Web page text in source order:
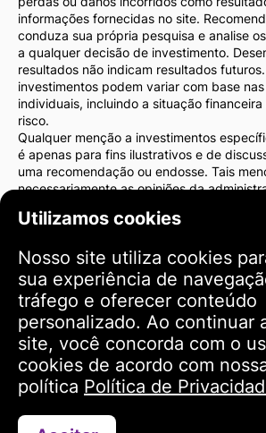
Utilizamos cookies
Nosso site utiliza cookies
sua experiência de
tráfego e oferecer conteúdo
personalizado. Ao continuar
site, você concorda com o
cookies de acordo com
política Política de
informações fornecidas no site.
conduza sua própria pesquisa e analise
a qualquer decisão de investimento.
resultados não indicam resultados
investimentos podem variar com base
individuais, incluindo a situação
risco.
Qualquer menção a investimentos
é apenas para fins ilustrativos e de
uma recomendação ou endosse. Tais
necessariamente as opiniões da
financeiro ou advogado antes de tomar
investimento e pelos riscos associados a
Ao usar este site, você concorda que a
não será responsável por quaisquer
ou indiretos resultantes do uso das
site.
Por favor, tenha cautela e cuidado ao
investimento.
Termos de Uso